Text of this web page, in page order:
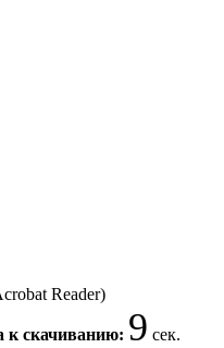
Reader)
к скачиванию: 9 сек.